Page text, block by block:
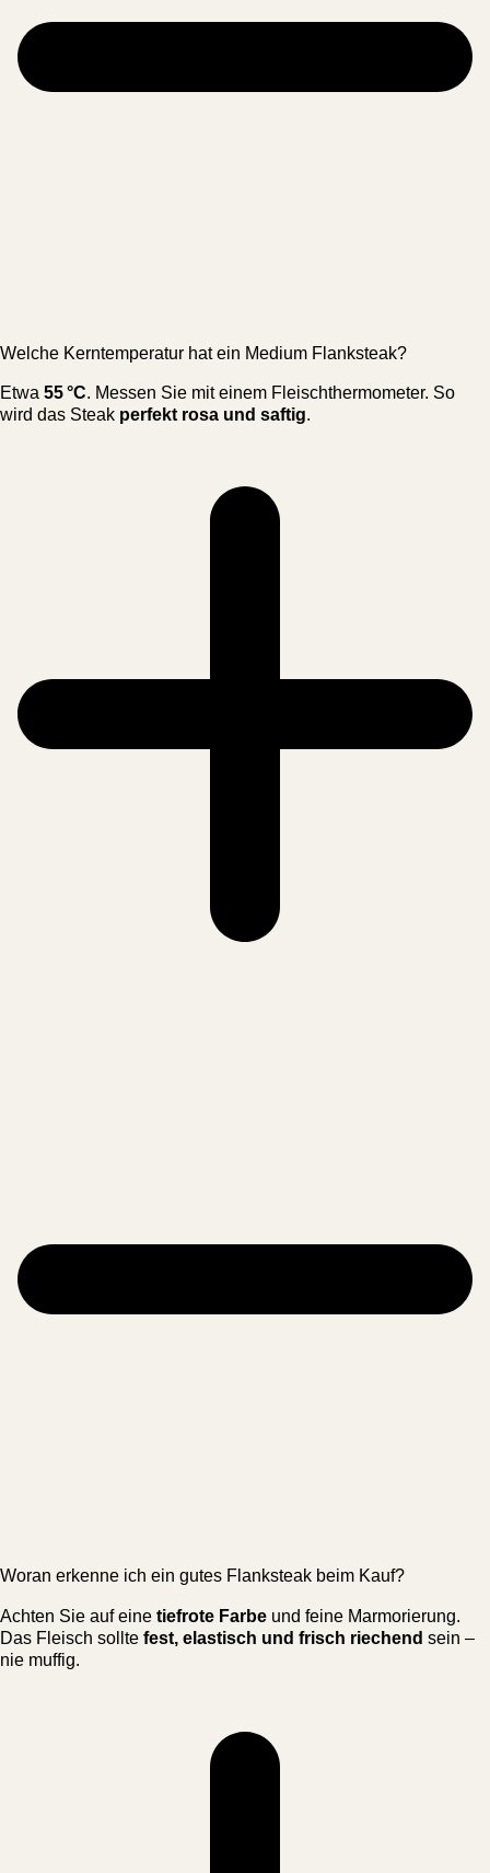
Welche Kerntemperatur hat ein Medium Flanksteak?
Etwa 55 °C. Messen Sie mit einem Fleischthermometer. So
wird das Steak perfekt rosa und saftig.
Woran erkenne ich ein gutes Flanksteak beim Kauf?
Achten Sie auf eine tiefrote Farbe und feine Marmorierung.
Das Fleisch sollte fest, elastisch und frisch riechend sein –
nie muffig.